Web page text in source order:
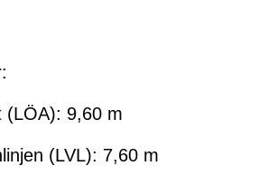
(LÖA): 9,60 m
(LVL): 7,60 m